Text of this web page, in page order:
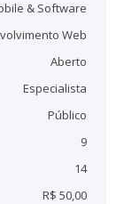
& Software
Web
Aberto
Especialista
Público
9
14
R$ 50,00